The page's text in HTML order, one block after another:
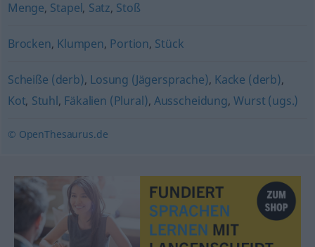
Menge, Stapel, Satz, Stoß
Brocken, Klumpen, Portion, Stück
Scheiße (derb), Losung (Jägersprache), Kacke (derb),
Kot, Stuhl, Fäkalien (Plural), Ausscheidung,Wurst (ugs.)
© OpenThesaurus.de